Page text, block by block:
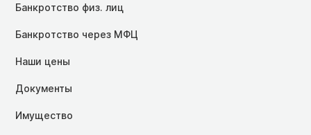
Банкротство физ. лиц
Банкротство через МФЦ
Наши цены
Документы
Имущество